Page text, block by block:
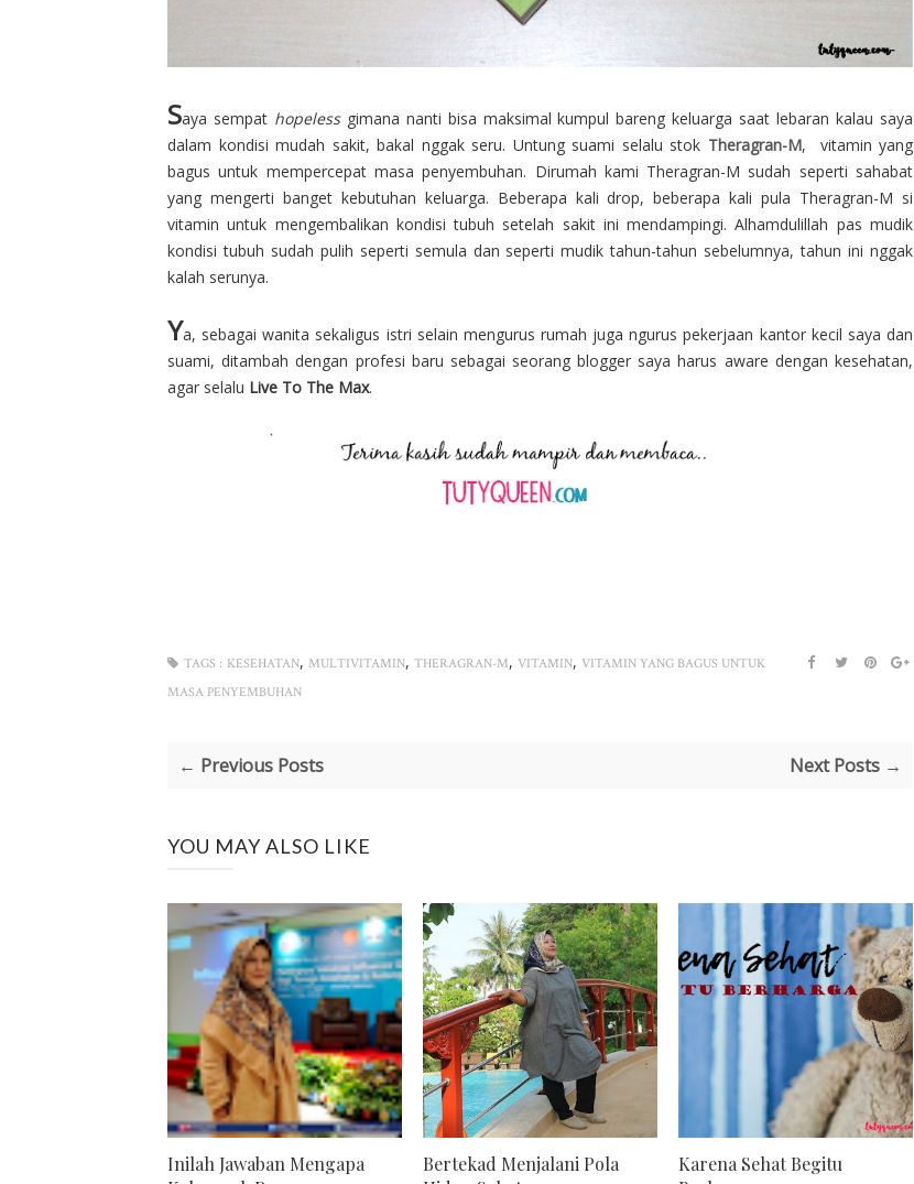
Saya sempat hopelessgimana nanti bisa maksimal kumpul bareng keluarga saat lebaran kalau saya
dalam kondisi mudah sakit, bakal nggak seru. Untung suami selalu stok Theragran-M, vitamin yang
bagus untuk mempercepat masa penyembuhan. Dirumah kami Theragran-M sudah seperti sahabat
yang mengerti banget kebutuhan keluarga. Beberapa kali drop, beberapa kali pula Theragran-M si
vitamin untuk mengembalikan kondisi tubuh setelah sakit ini mendampingi. Alhamdulillah pas mudik
kondisi tubuh sudah pulih seperti semula dan seperti mudik tahun-tahun sebelumnya, tahun ini nggak
kalah serunya.
Ya, sebagai wanita sekaligus istri selain mengurus rumah juga ngurus pekerjaan kantor kecil saya dan
suami, ditambah dengan profesi baru sebagai seorang blogger saya harus aware dengan kesehatan,
agar selalu Live To The Max.
TAGS : KESEHATAN, MULTIVITAMIN, THERAGRAN-M, VITAMIN, VITAMIN YANG BAGUS UNTUK
MASA PENYEMBUHAN
← Previous Posts Next Posts →
YOU MAY ALSO LIKE
Inilah Jawaban Mengapa
Bertekad Menjalani Pola
Karena Sehat Begitu